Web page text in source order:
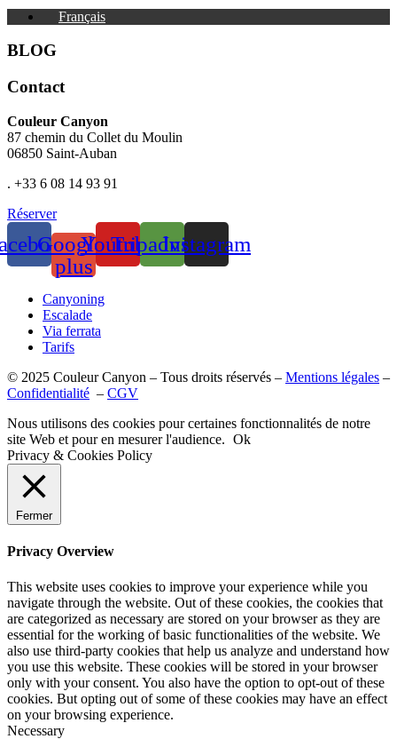
Français
BLOG
Contact
Couleur Canyon
87 chemin du Collet du Moulin
06850 Saint-Auban
. +33 6 08 14 93 91
Réserver
Google-
plus
Youtube
Tripadvisor
Instagram
Canyoning
Escalade
Via ferrata
Tarifs
© 2025 Couleur Canyon – Tous droits réservés – Mentions légales –
Confidentialité – CGV
Nous utilisons des cookies pour certaines fonctionnalités de notre
site Web et pour en mesurer l'audience. Ok
Privacy & Cookies Policy
Fermer
Privacy Overview
This website uses cookies to improve your experience while you
navigate through the website. Out of these cookies, the cookies that
are categorized as necessary are stored on your browser as they are
essential for the working of basic functionalities of the website. We
also use third-party cookies that help us analyze and understand how
you use this website. These cookies will be stored in your browser
only with your consent. You also have the option to opt-out of these
cookies. But opting out of some of these cookies may have an effect
on your browsing experience.
Necessary